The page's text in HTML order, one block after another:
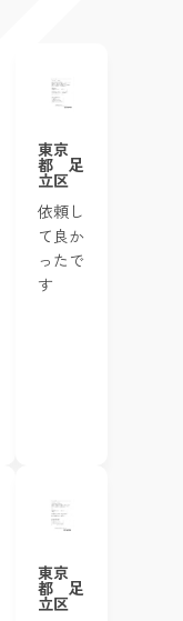
東京
都 足
立区
依頼し
て良か
ったで
す
東京
都 足
立区